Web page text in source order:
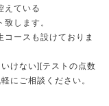
えている
します。
ースも設けておりま
けない][テストの点数
にご相談ください。